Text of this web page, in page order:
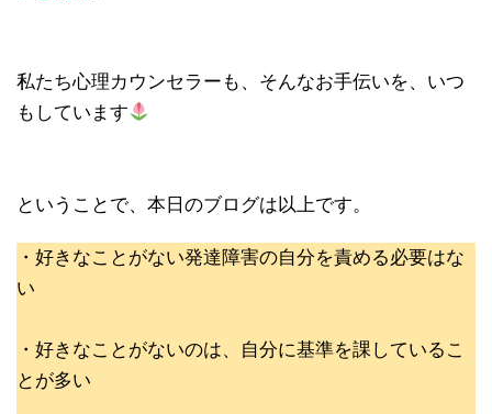
私たち心理カウンセラーも、そんなお手伝いを、いつ
もしています
ということで、本日のブログは以上です。
・好きなことがない発達障害の自分を責める必要はな
い
・好きなことがないのは、自分に基準を課しているこ
とが多い